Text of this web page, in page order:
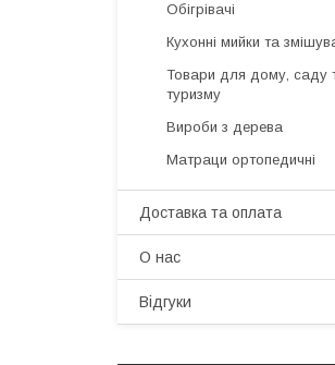
Обігрівачі
Кухонні мийки та
Товари для дому, саду
туризму
Вироби з дерева
Матраци ортопедичні
Доставка та оплата
О нас
Відгуки